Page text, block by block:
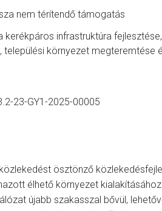
nem térítendő támogatás
kerékpáros infrastruktúra
települési környezet megteremtése
23-GY1-2025-00005
ösztönző
élhető környezet
újabb szakasszal bővül,